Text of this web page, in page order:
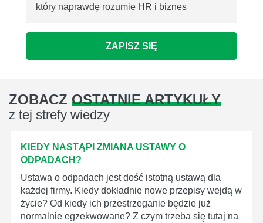
który naprawdę rozumie HR i biznes
ZAPISZ SIĘ
ZOBACZ OSTATNIE ARTYKUŁY
z tej strefy wiedzy
KIEDY NASTĄPI ZMIANA USTAWY O
ODPADACH?
Ustawa o odpadach jest dość istotną ustawą dla
każdej firmy. Kiedy dokładnie nowe przepisy wejdą w
życie? Od kiedy ich przestrzeganie będzie już
normalnie egzekwowane? Z czym trzeba się tutaj na